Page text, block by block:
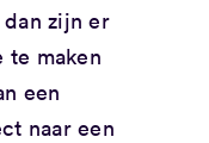
zijn er
te maken
een
naar een